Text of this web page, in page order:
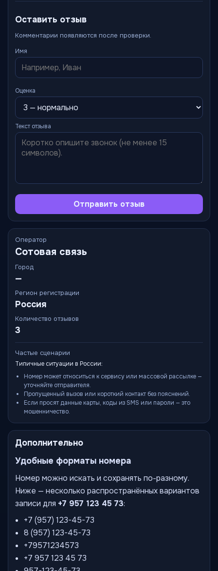
Оставить отзыв
Комментарии появляются после проверки.
Имя
Оценка
Текст отзыва
Отправить отзыв
Оператор
Сотовая связь
Город
—
Регион регистрации
Россия
Количество отзывов
3
Частые сценарии
Типичные ситуации в России:
Номер может относиться к сервису или массовой рассылке —
уточняйте отправителя.
Пропущенный вызов или короткий контакт без пояснений.
Если просят данные карты, коды из SMS или пароли — это
мошенничество.
Дополнительно
Удобные форматы номера
Номер можно искать и сохранять по-разному.
Ниже — несколько распространённых вариантов
записи для +7 957 123 45 73:
+7 (957) 123-45-73
8 (957) 123-45-73
+79571234573
+7 957 123 45 73